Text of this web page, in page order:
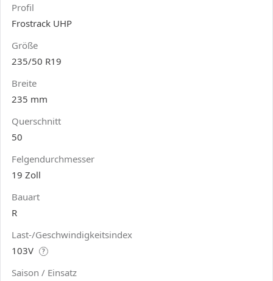
Profil
Frostrack UHP
Größe
235/50 R19
Breite
235 mm
Querschnitt
50
Felgendurchmesser
19 Zoll
Bauart
R
Last-/Geschwindigkeitsindex
103V
?
Saison / Einsatz